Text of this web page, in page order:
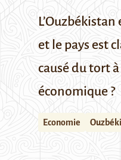
et le pays est
causé du tort
économique ?
Economie